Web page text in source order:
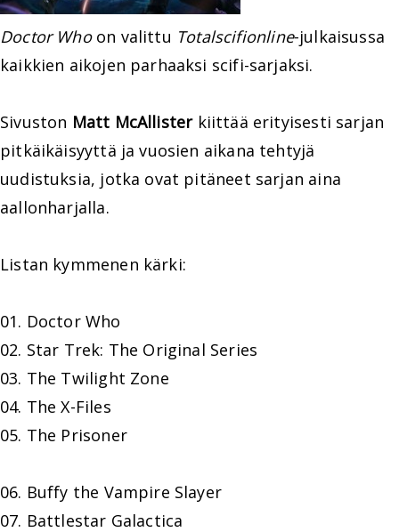
Doctor Whoon valittu Totalscifionline-julkaisussa
kaikkien aikojen parhaaksi scifi-sarjaksi.
Sivuston Matt McAllisterkiittää erityisesti sarjan
pitkäikäisyyttä ja vuosien aikana tehtyjä
uudistuksia, jotka ovat pitäneet sarjan aina
aallonharjalla.
Listan kymmenen kärki:
01. Doctor Who
02. Star Trek: The Original Series
03. The Twilight Zone
04. The X-Files
05. The Prisoner
06. Buffy the Vampire Slayer
07. Battlestar Galactica